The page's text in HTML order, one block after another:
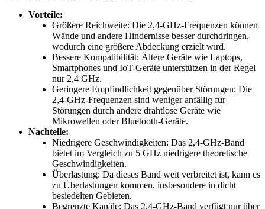
Vorteile:
Größere Reichweite: Die 2,4-GHz-Frequenzen können
Wände und andere Hindernisse besser durchdringen,
wodurch eine größere Abdeckung erzielt wird.
Bessere Kompatibilität: Ältere Geräte wie Laptops,
Smartphones und IoT-Geräte unterstützen in der Regel
nur 2,4 GHz.
Geringere Empfindlichkeit gegenüber Störungen: Die
2,4-GHz-Frequenzen sind weniger anfällig für
Störungen durch andere drahtlose Geräte wie
Mikrowellen oder Bluetooth-Geräte.
Nachteile:
Niedrigere Geschwindigkeiten: Das 2,4-GHz-Band
bietet im Vergleich zu 5 GHz niedrigere theoretische
Geschwindigkeiten.
Überlastung: Da dieses Band weit verbreitet ist, kann es
zu Überlastungen kommen, insbesondere in dicht
besiedelten Gebieten.
Begrenzte Kanäle: Das 2,4-GHz-Band verfügt nur über